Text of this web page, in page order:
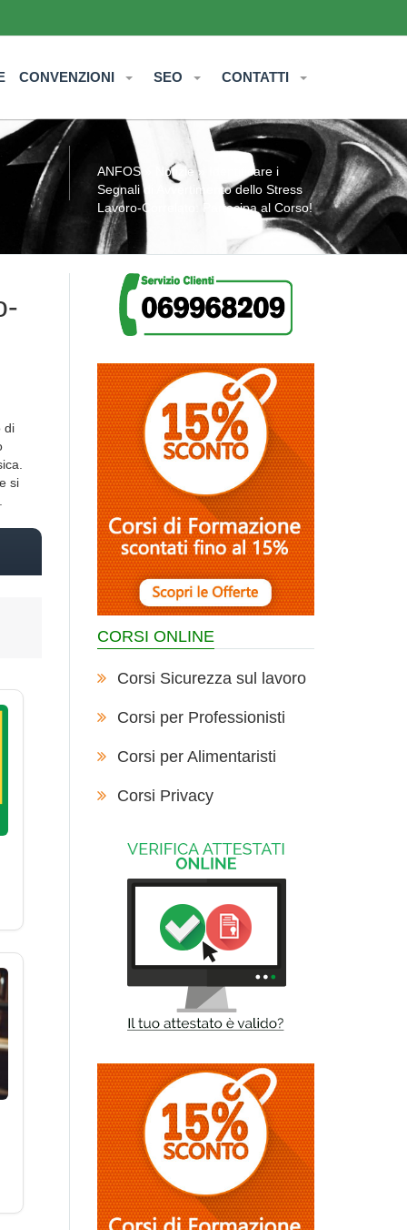
CONVENZIONI SEO CONTATTI
ANFOS» Notizie» Identificare i
Segnali di Avvertimento dello Stress
Lavoro-Correlato: Partecipa al Corso!
di
si
CORSI ONLINE
Corsi Sicurezza sul lavoro
Corsi per Professionisti
Corsi per Alimentaristi
Corsi Privacy